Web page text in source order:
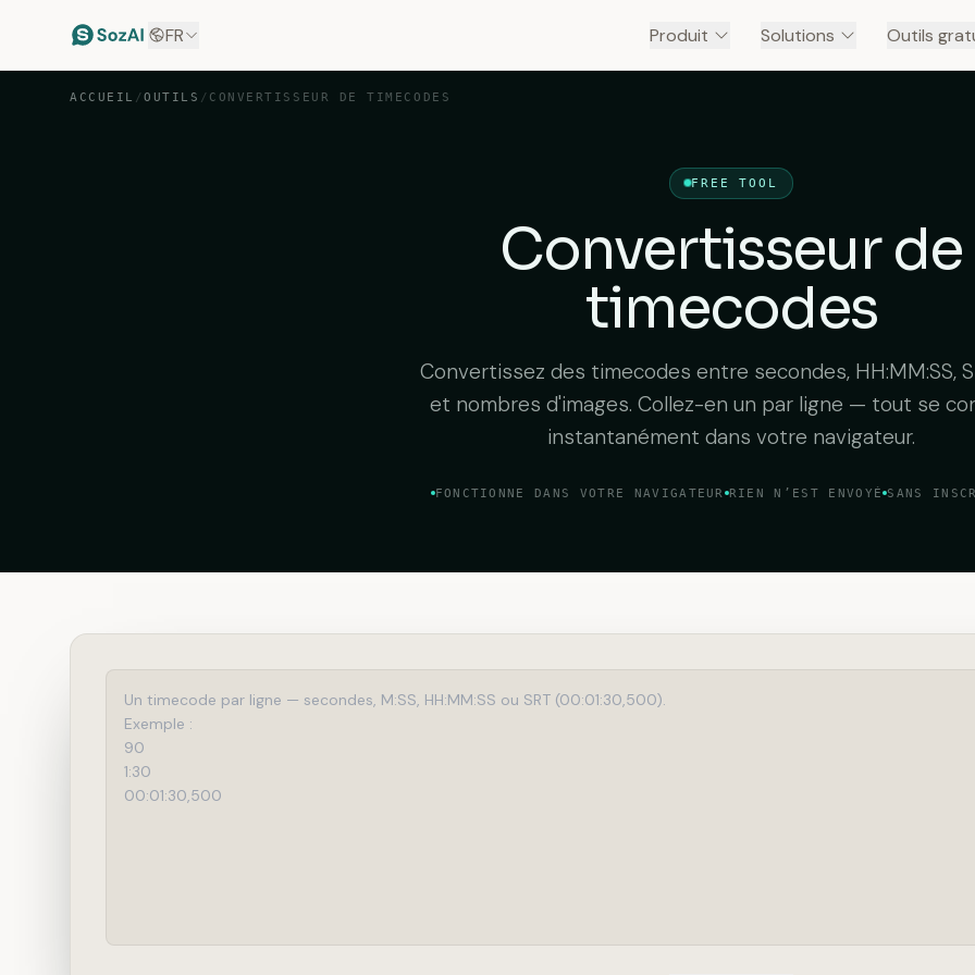
FR Produit Solutions Outils
ACCUEIL /OUTILS / CONVERTISSEUR DE TIMECODES
FREE TOOL
Convertisseur de
timecodes
Convertissez des timecodes entre secondes, HH:MM:SS,
et nombres d'images. Collez-en un par ligne — tout se
instantanément dans votre navigateur.
FONCTIONNE DANS VOTRE NAVIGATEUR RIEN N’EST ENVOYÉ SANS